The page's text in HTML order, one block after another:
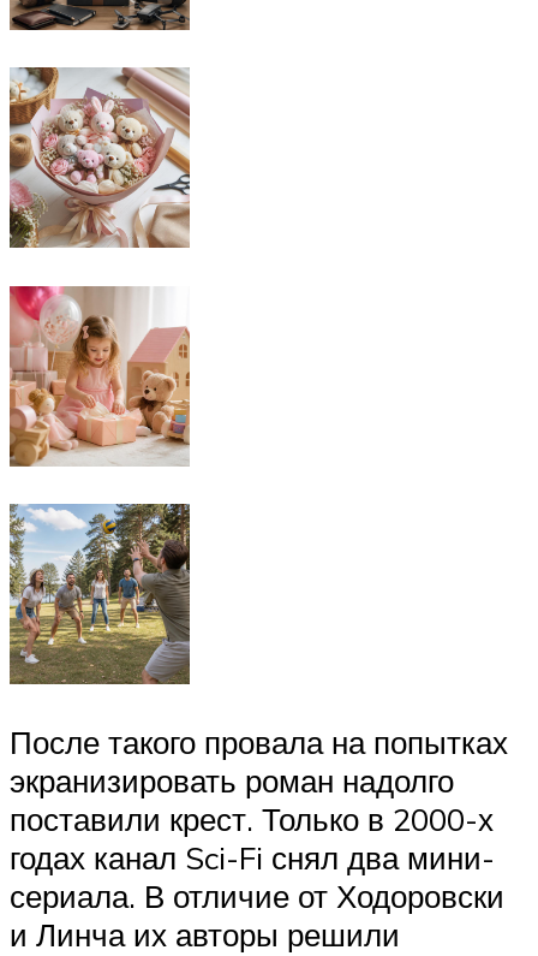
После такого провала на попытках
экранизировать роман надолго
поставили крест. Только в 2000-х
годах канал Sci-Fi снял два мини-
сериала. В отличие от Ходоровски
и Линча их авторы решили